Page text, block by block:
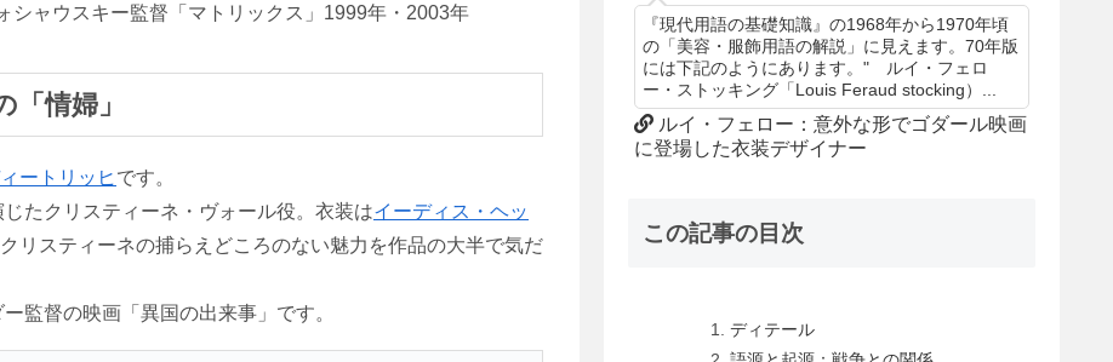
シャウスキー監督「マトリックス」1999年・2003年
情婦」
ートリッヒ です。
たクリスティーネ・ヴォール役。衣装はイーディス・ヘッ
リスティーネの捕らえどころのない魅力を作品の大半で気だ
監督の映画「異国の出来事」です。
『現代用語の基礎知識』の1968年から1970年頃
の「美容・服飾用語の解説」に見えます。70年版
には下記のようにあります。" ルイ・フェロ
ー・ストッキング「Louis Feraud stocking）...
ルイ・フェロー：意外な形でゴダール映画
に登場した衣装デザイナー
この記事の目次
ディテール